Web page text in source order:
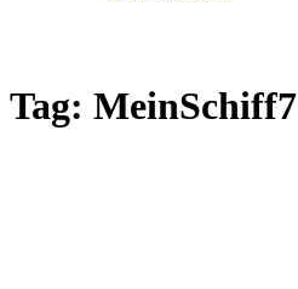
Tag: MeinSchiff7